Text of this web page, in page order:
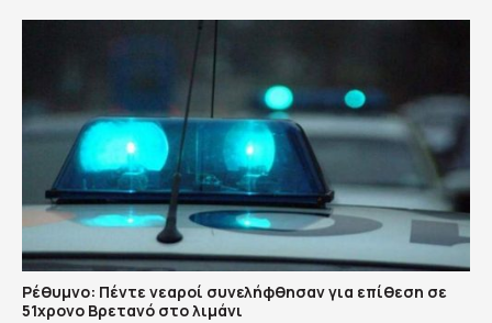
Ρέθυμνο: Πέντε νεαροί συνελήφθησαν για επίθεση σε
51χρονο Βρετανό στο λιμάνι